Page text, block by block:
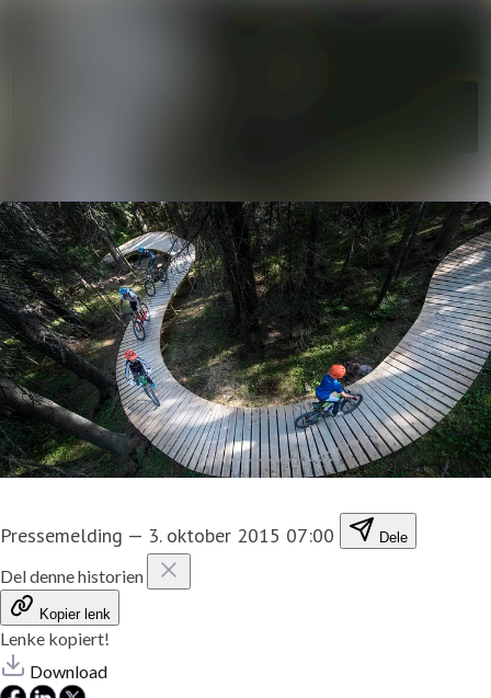
Pressemelding — 3. oktober 2015 07:00 Dele
Del denne historien
Kopier lenk
Lenke kopiert!
Download